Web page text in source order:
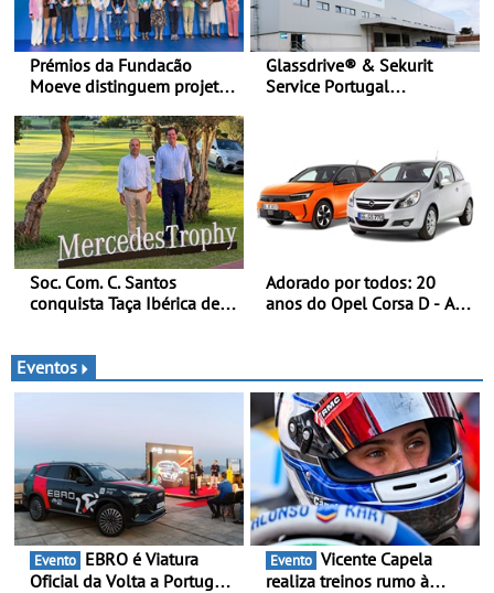
Prémios da Fundacão
Moeve distinguem projeto
promoção de uma
transição ecológica justa
Glassdrive® & Sekurit
Service Portugal
aftermarket - Reforço do
portefólio e melhoria dos
prazos reduzem tempo de
imobilização das viaturas
Soc. Com. C. Santos
conquista Taça Ibérica de
Adorado por todos: 20
anos do Opel Corsa D - A
Automóvel Britânico, em
Londres
Eventos
Evento
Oficial da Volta a Portugal
Evento
realiza treinos rumo à